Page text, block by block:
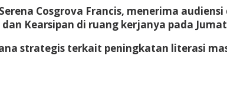
Cosgrova Francis, menerima
Kearsipan di ruang kerjanya pada
strategis terkait peningkatan literasi